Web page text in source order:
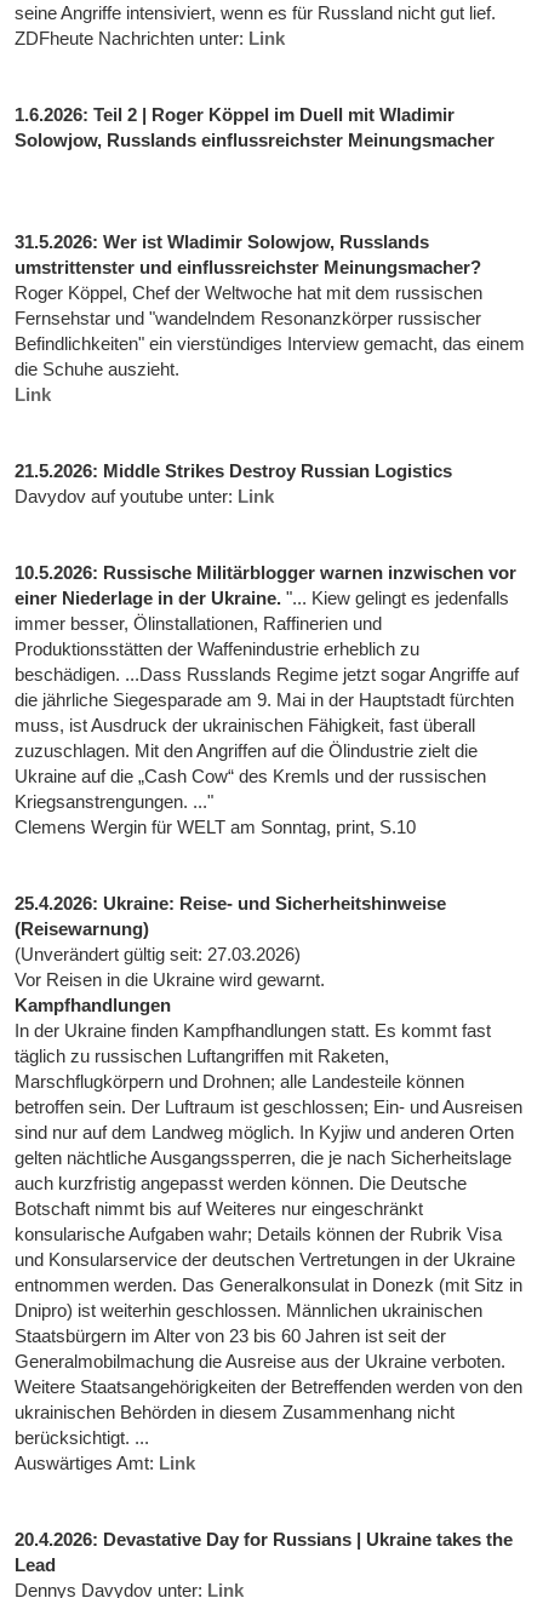
seine Angriffe intensiviert, wenn es für Russland nicht gut lief.
ZDFheute Nachrichten unter: Link
1.6.2026: Teil 2 | Roger Köppel im Duell mit Wladimir
Solowjow, Russlands einflussreichster Meinungsmacher
31.5.2026: Wer ist Wladimir Solowjow, Russlands
umstrittenster und einflussreichster Meinungsmacher?
Roger Köppel, Chef der Weltwoche hat mit dem russischen
Fernsehstar und "wandelndem Resonanzkörper russischer
Befindlichkeiten" ein vierstündiges Interview gemacht, das einem
die Schuhe auszieht.
Link
21.5.2026: Middle Strikes Destroy Russian Logistics
Davydov auf youtube unter: Link
10.5.2026: Russische Militärblogger warnen inzwischen vor
einer Niederlage in der Ukraine."... Kiew gelingt es jedenfalls
immer besser, Ölinstallationen, Raffinerien und
Produktionsstätten der Waffenindustrie erheblich zu
beschädigen. ...Dass Russlands Regime jetzt sogar Angriffe auf
die jährliche Siegesparade am 9. Mai in der Hauptstadt fürchten
muss, ist Ausdruck der ukrainischen Fähigkeit, fast überall
zuzuschlagen. Mit den Angriffen auf die Ölindustrie zielt die
Ukraine auf die „Cash Cow“ des Kremls und der russischen
Kriegsanstrengungen. ..."
Clemens Wergin für WELT am Sonntag, print, S.10
25.4.2026: Ukraine: Reise- und Sicherheitshinweise
(Reisewarnung)
(Unverändert gültig seit: 27.03.2026)
Vor Reisen in die Ukraine wird gewarnt.
Kampfhandlungen
In der Ukraine finden Kampfhandlungen statt. Es kommt fast
täglich zu russischen Luftangriffen mit Raketen,
Marschflugkörpern und Drohnen; alle Landesteile können
betroffen sein. Der Luftraum ist geschlossen; Ein- und Ausreisen
sind nur auf dem Landweg möglich. In Kyjiw und anderen Orten
gelten nächtliche Ausgangssperren, die je nach Sicherheitslage
auch kurzfristig angepasst werden können. Die Deutsche
Botschaft nimmt bis auf Weiteres nur eingeschränkt
konsularische Aufgaben wahr; Details können der Rubrik Visa
und Konsularservice der deutschen Vertretungen in der Ukraine
entnommen werden. Das Generalkonsulat in Donezk (mit Sitz in
Dnipro) ist weiterhin geschlossen. Männlichen ukrainischen
Staatsbürgern im Alter von 23 bis 60 Jahren ist seit der
Generalmobilmachung die Ausreise aus der Ukraine verboten.
Weitere Staatsangehörigkeiten der Betreffenden werden von den
ukrainischen Behörden in diesem Zusammenhang nicht
berücksichtigt. ...
Auswärtiges Amt: Link
20.4.2026: Devastative Day for Russians | Ukraine takes the
Lead
Dennys Davydov unter: Link